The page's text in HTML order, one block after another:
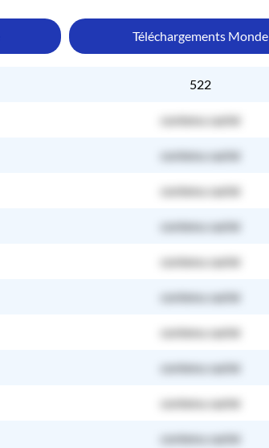
Téléchargements Monde
522
contenu caché
contenu caché
contenu caché
contenu caché
contenu caché
contenu caché
contenu caché
contenu caché
contenu caché
contenu caché